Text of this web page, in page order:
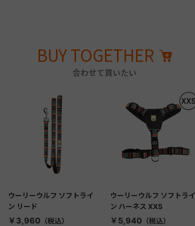
BUY TOGETHER
合わせて買いたい
ウーリーウルフ ソフトライ
ン リード
￥3,960
ウーリーウルフ ソフトライ
ン ハーネス XXS
￥5,940